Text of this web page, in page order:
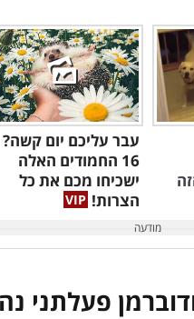
עבר עליכם יום קשה?
16 החמודים האלה
ישכיחו מכם את כל
הצרות!
פעלתני